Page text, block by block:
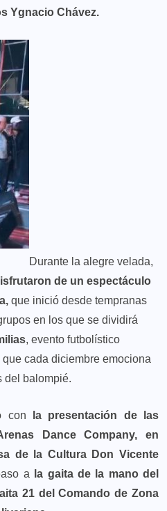
Ygnacio Chávez.
Durante la alegre velada,
de un espectáculo
que inició desde tempranas
en los que se dividirá
, evento futbolístico
cada diciembre emociona
del balompié.
con la presentación de las
Dance Company, en
de la Cultura Don Vicente
a
la gaita de la mano del
21 del Comando de Zona